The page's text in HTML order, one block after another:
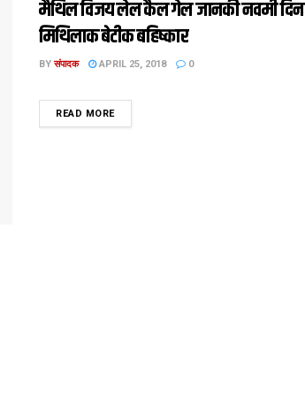
मैथिल विजय लेल कैल गेल जानकी नवमी दिन
मिथिलाक बेटीक बहिष्कार
BY संपादक APRIL 25, 2018 0
READ MOREDETAILS